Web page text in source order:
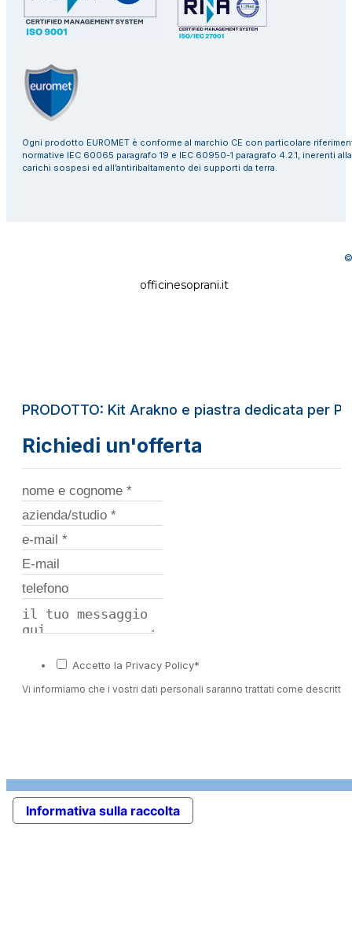
Ogni prodotto EUROMET è conforme al marchio CE con particolare
normative IEC 60065 paragrafo 19 e IEC 60950-1 paragrafo 4.2.1, inerenti
carichi sospesi ed all’antiribaltamento dei supporti da terra.
©
officinesoprani.it
PRODOTTO: Kit Arakno e piastra dedicata per
Richiedi un'offerta
Accetto la Privacy Policy*
Vi informiamo che i vostri dati personali saranno trattati come descritto
Informativa sulla raccolta